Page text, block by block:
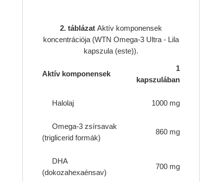
2. táblázat Aktív komponensek
koncentrációja (WTN Omega-3 Ultra - Lila
kapszula (este)).
Aktív komponensek
1
kapszulában
Halolaj 1000 mg
Omega-3 zsírsavak
(triglicerid formák)
860 mg
DHA
(dokozahexaénsav)
700 mg